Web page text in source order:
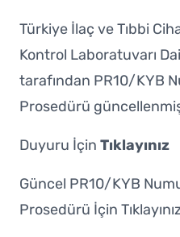
Türkiye İlaç ve Tıbbi
Kontrol Laboratuvarı
tarafından PR10/KYB
Prosedürü
Duyuru İçin Tıklayınız
Güncel PR10/KYB
Prosedürü İçin